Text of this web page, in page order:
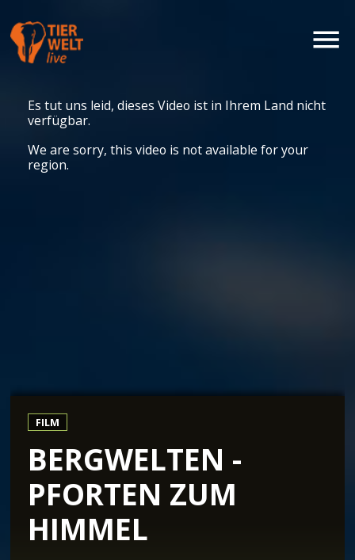
Es tut uns leid, dieses Video ist in Ihrem Land nicht
verfügbar.
We are sorry, this video is not available for your
region.
FILM
BERGWELTEN -
PFORTEN ZUM
HIMMEL